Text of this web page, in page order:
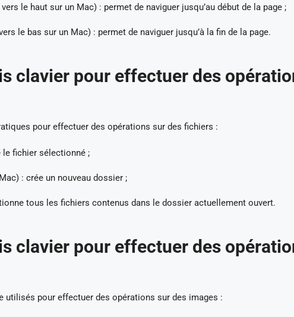
le haut sur un Mac) : permet de naviguer jusqu’au début de la page ;
le bas sur un Mac) : permet de naviguer jusqu’à la fin de la page.
clavier pour effectuer des
pour effectuer des opérations sur des fichiers :
le fichier sélectionné ;
: crée un nouveau dossier ;
tous les fichiers contenus dans le dossier actuellement ouvert.
clavier pour effectuer des
utilisés pour effectuer des opérations sur des images :